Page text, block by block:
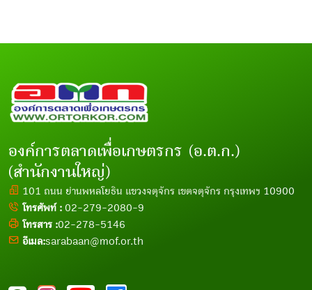
องค์การตลาดเพื่อเกษตรกร (อ.ต.ก.)
(สำนักงานใหญ่)
101 ถนน ย่านพหลโยธิน แขวงจตุจักร เขตจตุจักร กรุงเทพฯ 10900
โทรศัพท์ : 02-279-2080-9
โทรสาร :02-278-5146
อีเมล:sarabaan@mof.or.th